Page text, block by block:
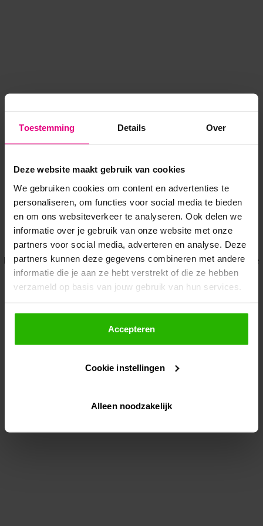
Toestemming Details Over
Deze website maakt gebruik van cookies
We gebruiken cookies om content en advertenties te
personaliseren, om functies voor social media te bieden
en om ons websiteverkeer te analyseren. Ook delen we
informatie over je gebruik van onze website met onze
partners voor social media, adverteren en analyse. Deze
partners kunnen deze gegevens combineren met andere
informatie die je aan ze hebt verstrekt of die ze hebben
verzameld op basis van jouw gebruik van hun services.
Als je op "Accepteer" klikt, dan geef je Voordeeluitjes.nl
toestemming om cookies voor social media en
gepersonaliseerde advertenties te plaatsen.
Lees hier meer over in onsprivacybeleid
Via "Cookie instellingen" kun je ook zelf instellen welke
Accepteren
Cookie instellingen
Alleen noodzakelijk
Application error: a client-side exception has occurred while
loadingwww.voordeeluitjes.nl (see the browser console for more
information).